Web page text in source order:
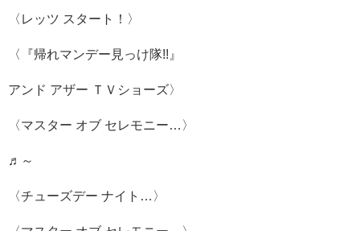
〈レッツ スタート！〉
〈『帰れマンデー見っけ隊!!』
アンド アザー ＴＶショーズ〉
〈マスター オブ セレモニー…〉
♬～
〈チューズデー ナイト…〉